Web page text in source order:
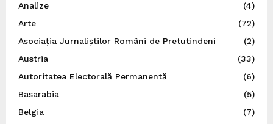
Analize
(4)
Arte
(72)
Asociația Jurnaliștilor Români de Pretutindeni
(2)
Austria
(33)
Autoritatea Electorală Permanentă
(6)
Basarabia
(5)
Belgia
(7)